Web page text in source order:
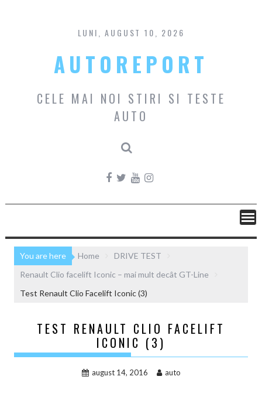
content
LUNI, AUGUST 10, 2026
AUTOREPORT
CELE MAI NOI STIRI SI TESTE
AUTO
You are here Home
DRIVE TEST
Renault Clio facelift Iconic – mai mult decât GT-Line
Test Renault Clio Facelift Iconic (3)
TEST RENAULT CLIO FACELIFT
ICONIC (3)
august 14, 2016 auto